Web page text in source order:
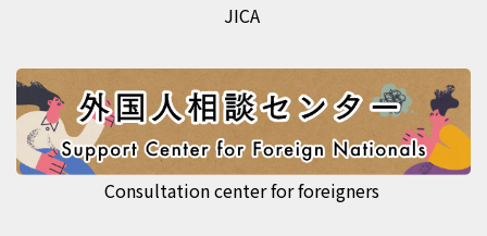
JICA
Consultation center for foreigners